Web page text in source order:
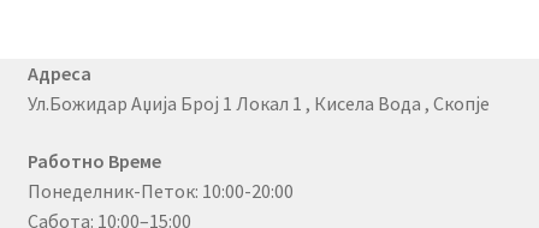
Адреса
Ул.Божидар Аџија Број 1 Локал 1 , Кисела Вода , Скопје
Работно Време
Понеделник-Петок: 10:00-20:00
Сабота: 10:00–15:00